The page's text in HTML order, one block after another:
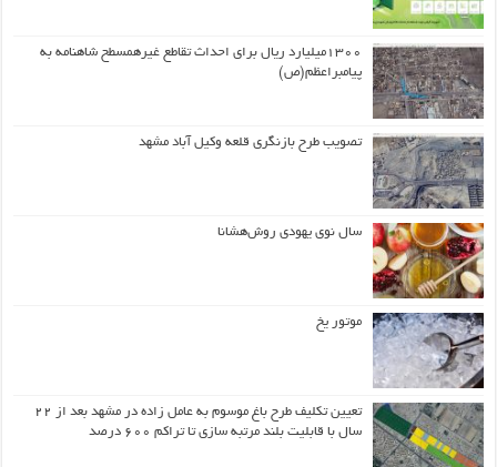
۱۳۰۰میلیارد ریال برای احداث تقاطع غیرهمسطح شاهنامه به
پیامبراعظم(ص)
تصویب طرح بازنگری قلعه وکیل آباد مشهد
سال نوی یهودی روش‌هشانا
موتور یخ
تعیین تکلیف طرح باغ موسوم به عامل زاده در مشهد بعد از ۲۲
سال با قابلیت بلند مرتبه سازی تا تراکم ۶۰۰ درصد